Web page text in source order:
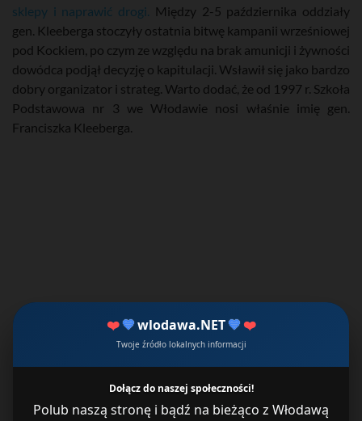
❤️ 💙wlodawa.NET 💙❤️
Twoje źródło lokalnych informacji
Dołącz do naszej społeczności!
Polub naszą stronę i bądź na bieżąco z Włodawą
sklepy i naprawić drogi. Między 2-5 października oddziały
gen. Kleeberga stoczyły ostatnia bitwę kampanii wrześniowej
pod Kockiem, po czym ze względu na brak amunicji i żywności
dowódca podjął decyzję o kapitulacji. Wsławił się jako bardzo
dobry organizator i strateg. Warto dodać, że od 1997 r. Szkoła
Podstawowa nr 3 we Włodawie nosi właśnie imię gen.
Franciszka Kleeberga.